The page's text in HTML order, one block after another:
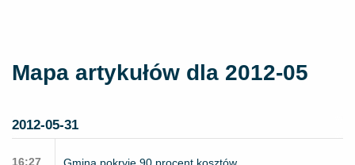
Mapa artykułów dla 2012-05
2012-05-31
16:27
Gmina pokryje 90 procent kosztów